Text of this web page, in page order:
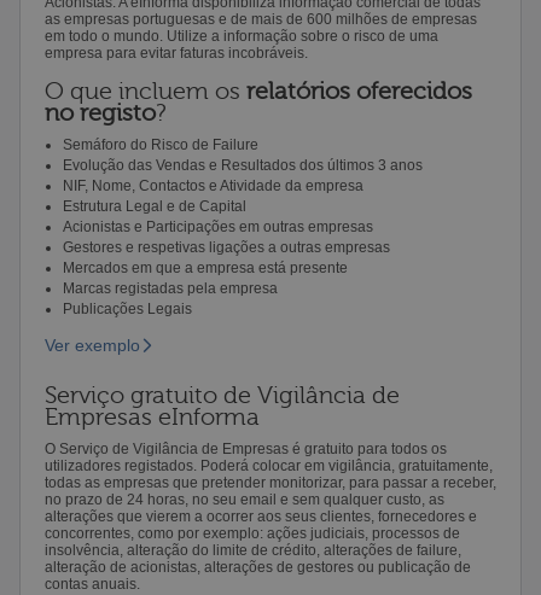
as empresas portuguesas e de mais de 600 milhões de empresas
em todo o mundo. Utilize a informação sobre o risco de uma
empresa para evitar faturas incobráveis.
O que incluem os relatórios oferecidos
no registo?
Semáforo do Risco de Failure
Evolução das Vendas e Resultados dos últimos 3 anos
NIF, Nome, Contactos e Atividade da empresa
Estrutura Legal e de Capital
Acionistas e Participações em outras empresas
Gestores e respetivas ligações a outras empresas
Mercados em que a empresa está presente
Marcas registadas pela empresa
Publicações Legais
Ver exemplo
Serviço gratuito de Vigilância de
Empresas eInforma
O Serviço de Vigilância de Empresas é gratuito para todos os
utilizadores registados. Poderá colocar em vigilância, gratuitamente,
todas as empresas que pretender monitorizar, para passar a receber,
no prazo de 24 horas, no seu email e sem qualquer custo, as
alterações que vierem a ocorrer aos seus clientes, fornecedores e
concorrentes, como por exemplo: ações judiciais, processos de
insolvência, alteração do limite de crédito, alterações de failure,
alteração de acionistas, alterações de gestores ou publicação de
contas anuais.